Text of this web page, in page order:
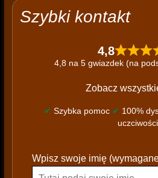
Szybki kontakt
4,8
4,8 na 5 gwiazdek (na
Zobacz
✔ Szybka pomoc ✔ 100%
uczciwości
l
Wpisz swoje imię